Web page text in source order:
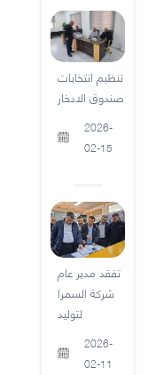
تنظيم انتخابات
صندوق الادخار
2026-
02-15
تفقد مدير عام
شركة السمرا
لتوليد
2026-
02-11